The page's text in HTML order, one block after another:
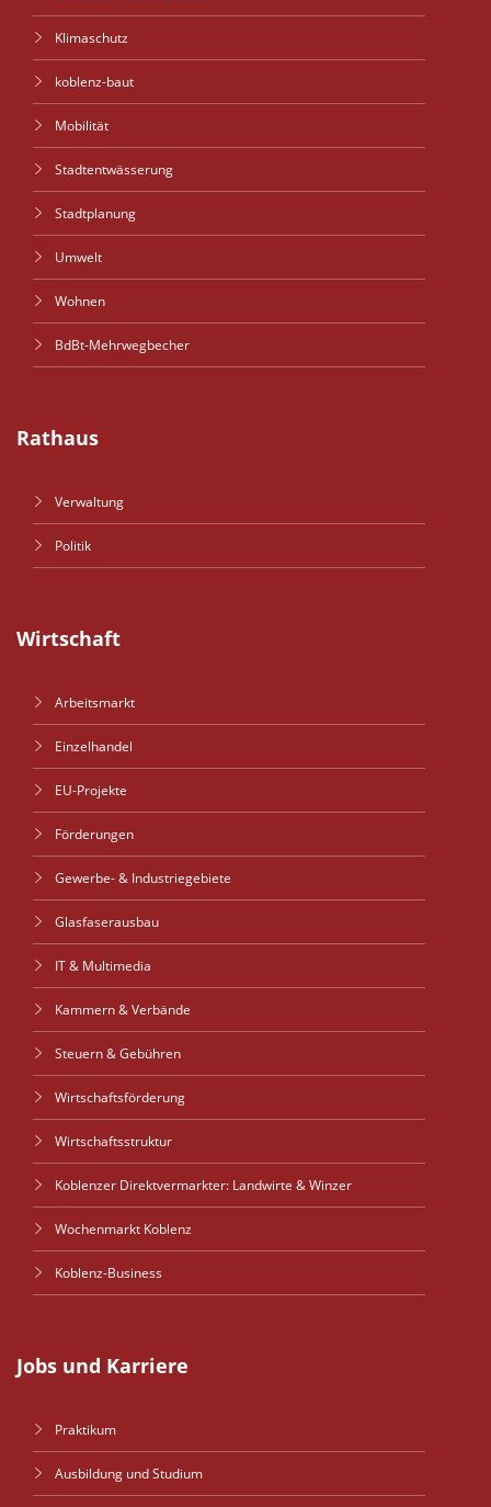
Klimaschutz
koblenz-baut
Mobilität
Stadtentwässerung
Stadtplanung
Umwelt
Wohnen
BdBt-Mehrwegbecher
Rathaus
Verwaltung
Politik
Wirtschaft
Arbeitsmarkt
Einzelhandel
EU-Projekte
Förderungen
Gewerbe- & Industriegebiete
Glasfaserausbau
IT & Multimedia
Kammern & Verbände
Steuern & Gebühren
Wirtschaftsförderung
Wirtschaftsstruktur
Koblenzer Direktvermarkter: Landwirte & Winzer
Wochenmarkt Koblenz
Koblenz-Business
Jobs und Karriere
Praktikum
Ausbildung und Studium